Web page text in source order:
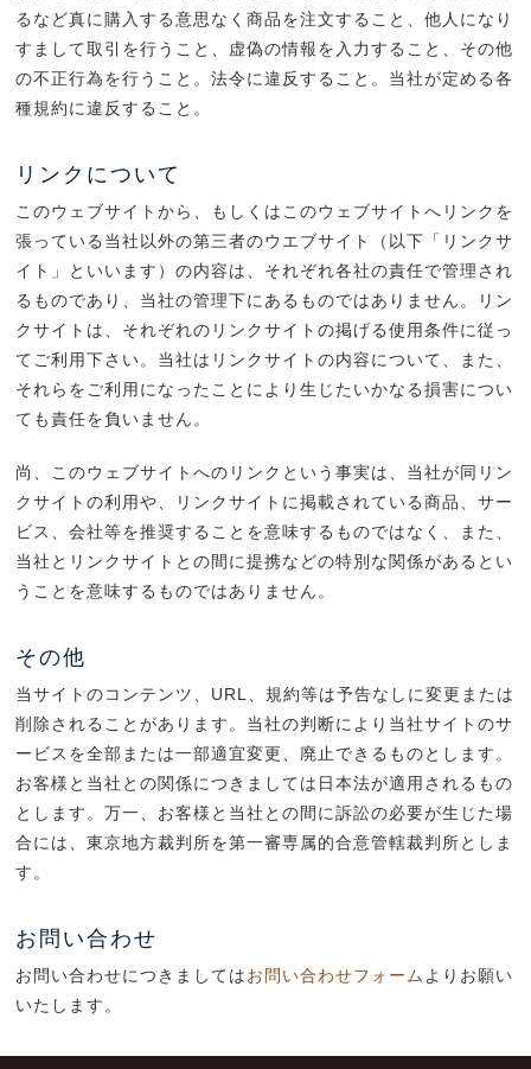
るなど真に購入する意思なく商品を注文すること、他人になり
すまして取引を行うこと、虚偽の情報を入力すること、その他
の不正行為を行うこと。法令に違反すること。当社が定める各
種規約に違反すること。
リンクについて
このウェブサイトから、もしくはこのウェブサイトへリンクを
張っている当社以外の第三者のウエブサイト（以下「リンクサ
イト」といいます）の内容は、それぞれ各社の責任で管理され
るものであり、当社の管理下にあるものではありません。リン
クサイトは、それぞれのリンクサイトの掲げる使用条件に従っ
てご利用下さい。当社はリンクサイトの内容について、また、
それらをご利用になったことにより生じたいかなる損害につい
ても責任を負いません。
尚、このウェブサイトへのリンクという事実は、当社が同リン
クサイトの利用や、リンクサイトに掲載されている商品、サー
ビス、会社等を推奨することを意味するものではなく、また、
当社とリンクサイトとの間に提携などの特別な関係があるとい
うことを意味するものではありません。
その他
当サイトのコンテンツ、URL、規約等は予告なしに変更または
削除されることがあります。当社の判断により当社サイトのサ
ービスを全部または一部適宜変更、廃止できるものとします。
お客様と当社との関係につきましては日本法が適用されるもの
とします。万一、お客様と当社との間に訴訟の必要が生じた場
合には、東京地方裁判所を第一審専属的合意管轄裁判所としま
す。
お問い合わせ
お問い合わせにつきましてはお問い合わせフォーム よりお願い
いたします。